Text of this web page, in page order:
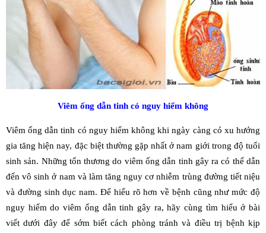
Viêm ống dẫn tinh có nguy hiểm không
Viêm ống dẫn tinh có nguy hiểm không khi ngày càng có xu hướng
gia tăng hiện nay, đặc biệt thường gặp nhất ở nam giới trong độ tuổi
sinh sản. Những tổn thương do viêm ống dẫn tinh gây ra có thể dẫn
đến vô sinh ở nam và làm tăng nguy cơ nhiễm trùng đường tiết niệu
và đường sinh dục nam. Để hiểu rõ hơn về bệnh cũng như mức độ
nguy hiểm do viêm ống dẫn tinh gây ra, hãy cùng tìm hiểu ở bài
viết dưới đây để sớm biết cách phòng tránh và điều trị bệnh kịp